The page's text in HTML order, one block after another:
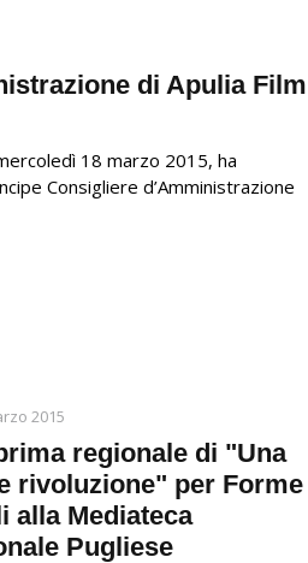
di Apulia Film
18 marzo 2015, ha
Consigliere d’Amministrazione
2015
regionale di "Una
rivoluzione" per Forme
alla Mediateca
Pugliese